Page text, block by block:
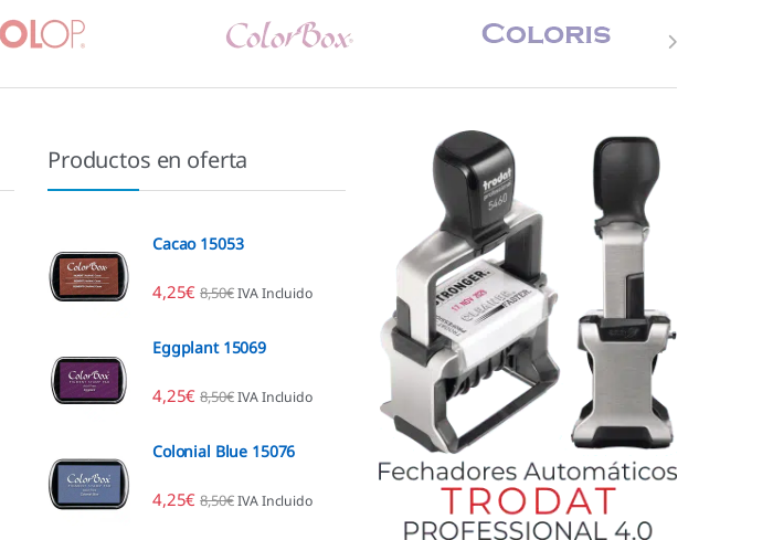
Productos en oferta
Cacao 15053
4,25€ 8,50€ IVA Incluido
Eggplant 15069
4,25€ 8,50€ IVA Incluido
Colonial Blue 15076
4,25€ 8,50€ IVA Incluido